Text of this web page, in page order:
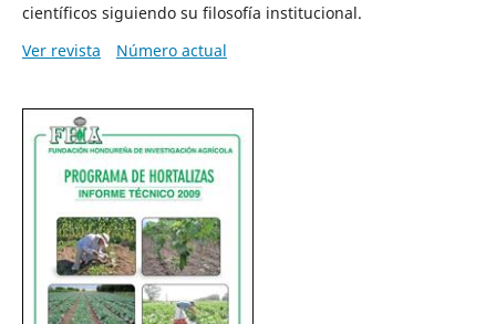
científicos siguiendo su filosofía institucional.
Ver revista
Número actual